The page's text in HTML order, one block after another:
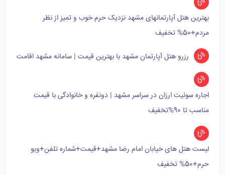
بهترین هتل آپارتمانهای مشهد نزدیک حرم خوب و تمیز از نظر
مردم+50% تخفیف
رزرو هتل آپارتمان مشهد با بهترین قیمت | سامانه مشهد اقامت
اجاره سوئیت ارزان در سراسر مشهد | دونفره و خانوادگی با قیمت
مناسب تا 90%تخفیف
لیست هتل های خیابان امام رضا مشهد+قیمت+شماره تلفن+ویو
حرم+50% تخفیف